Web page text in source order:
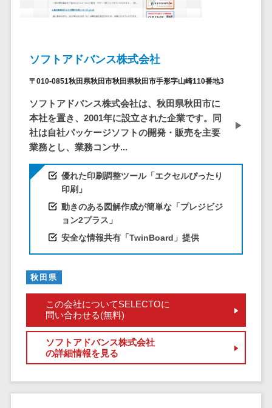
用地管理システム>
報告書作成ツール>
フィールド業務支援サービス>
モバイルオーダーシステム>
HACCP管理アプリ>
人材紹介システム>
校務支援システム>
Web出願システム>
バーチャル試着システム>
サーバー・ネ
テム
ID管理システ
ム
クラウド接続
キッティング
セキュリティ
標的型攻撃メ
ール対策
ペネトレーシ
ソフトアドバンス株式会社
〒010-0851秋田県秋田市秋田県秋田市手形字山崎110番地3
ソフトアドバンス株式会社は、秋田県秋田市に
本社を置き、2001年に設立された企業です。同
社は自社パッケージソフトの開発・販売を主要
業務とし、業務コンサ...
優れた印刷調整ツール「エクセルぴったり
印刷」
動きのある図解作成が簡単な「プレジビジ
ョン2プラス」
安全な情報共有「TwinBoard」提供
秋田県
この会社についてSELECTOに
問い合わせる(無料)
ソフトアドバンス株式会社
の詳細情報を見る